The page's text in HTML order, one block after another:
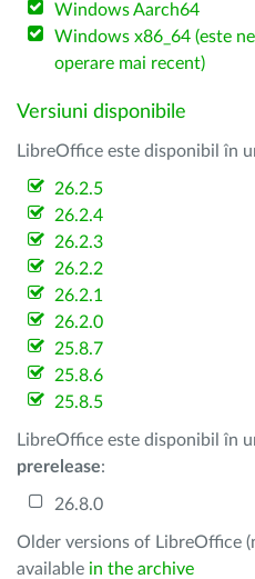
Windows Aarch64
Windows x86_64 (este
operare mai recent)
Versiuni disponibile
LibreOffice este disponibil în
26.2.5
26.2.4
26.2.3
26.2.2
26.2.1
26.2.0
25.8.7
25.8.6
25.8.5
LibreOffice este disponibil în
prerelease:
26.8.0
Older versions of LibreOffice
available in the archive